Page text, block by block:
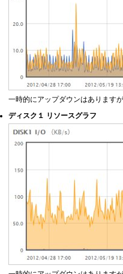
一時的にアップダウンはあります
ディスク１ リソースグラフ